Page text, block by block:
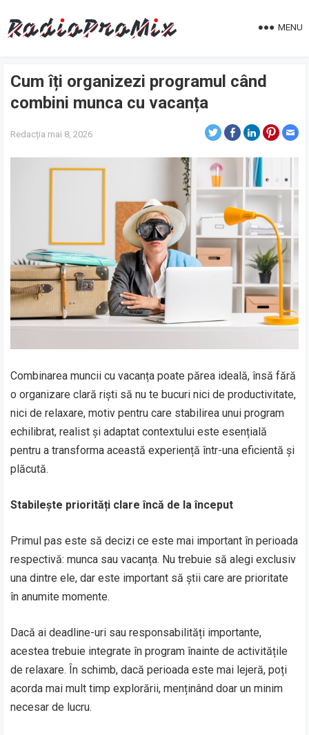
MENU
Cum îți organizezi programul când
combini munca cu vacanța
Redacția mai 8, 2026
Combinarea muncii cu vacanța poate părea ideală, însă fără
o organizare clară riști să nu te bucuri nici de productivitate,
nici de relaxare, motiv pentru care stabilirea unui program
echilibrat, realist și adaptat contextului este esențială
pentru a transforma această experiență într-una eficientă și
plăcută.
Stabilește priorități clare încă de la început
Primul pas este să decizi ce este mai important în perioada
respectivă: munca sau vacanța. Nu trebuie să alegi exclusiv
una dintre ele, dar este important să știi care are prioritate
în anumite momente.
Dacă ai deadline-uri sau responsabilități importante,
acestea trebuie integrate în program înainte de activitățile
de relaxare. În schimb, dacă perioada este mai lejeră, poți
acorda mai mult timp explorării, menținând doar un minim
necesar de lucru.